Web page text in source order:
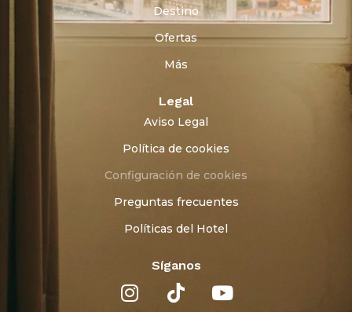
Destino
Ofertas
Más
Legal
Aviso Legal
Política de cookies
Configuración de cookies
Preguntas frecuentes
Políticas del Hotel
Síganos